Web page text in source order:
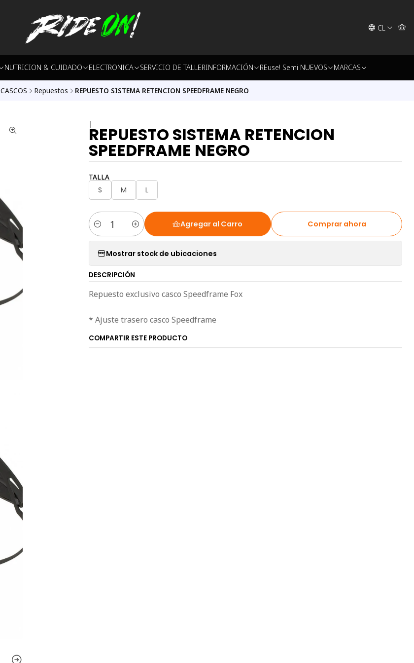
CL
NUTRICION & CUIDADO ELECTRONICA SERVICIO DE TALLERINFORMACIÓN REuse! Semi NUEVOS MARCAS
CASCOS Repuestos REPUESTO SISTEMA RETENCION SPEEDFRAME NEGRO
|REPUESTO SISTEMA RETENCION
SPEEDFRAME NEGRO
TALLA
S M L
Cantidad
Agregar al Carro Comprar ahora
Mostrar stock de ubicaciones
DESCRIPCIÓN
Repuesto exclusivo casco Speedframe Fox
* Ajuste trasero casco Speedframe
COMPARTIR ESTE PRODUCTO